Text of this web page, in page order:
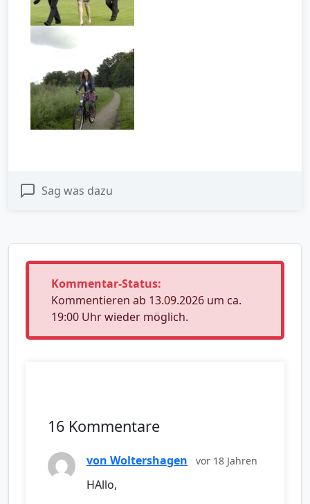
Sag was dazu
Kommentar-Status:
Kommentieren ab 13.09.2026 um ca.
19:00 Uhr wieder möglich.
16 Kommentare
von Woltershagen vor 18 Jahren
HAllo,